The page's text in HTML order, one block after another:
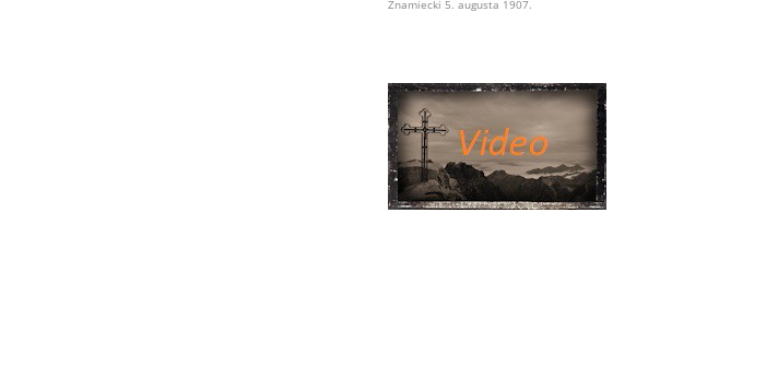
Znamiecki 5. augusta 1907.